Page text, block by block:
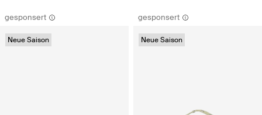
gesponsert
Neue Saison
gesponsert
Neue Saison